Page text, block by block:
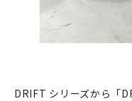
DRIFT シリーズから「